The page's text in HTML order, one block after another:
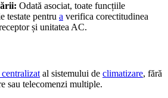
Odată asociat, toate funcțiile
testate pentru a verifica corectitudinea
și unitatea AC.
al sistemului de climatizare, fără
sau telecomenzi multiple.